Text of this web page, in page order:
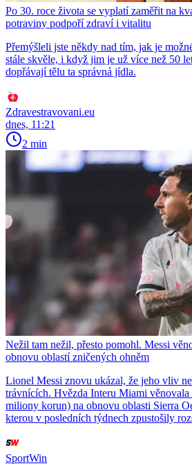
Po 30. roce života se vyplatí zaměřit na
potraviny podpoří zdraví i vitalitu
Přemýšleli jste někdy nad tím, jak je
stále skvěle, i když jim je už více než 50
dopřávají tělu ta správná jídla.
Zdravestravovani.eu
dnes, 11:21
2 min
Nežil tam nežil, přesto pomohl. Messi
obnovu oblastí zničených ohněm
Lionel Messi znovu ukázal, že jeho vliv
trávnících. Hvězda Interu Miami
miliony korun) na obnovu oblasti Sierra
kterou v posledních týdnech zpustošily
SportWin